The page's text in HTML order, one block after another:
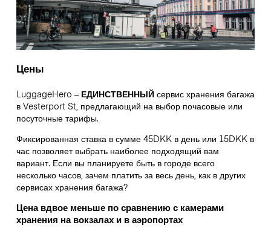
Цены
LuggageHero – ЕДИНСТВЕННЫЙсервис хранения багажа
в Vesterport St, предлагающий на выбор почасовые или
посуточные тарифы.
Фиксированная ставка в сумме 45DKK в день или 15DKK в
час позволяет выбрать наиболее подходящий вам
вариант. Если вы планируете быть в городе всего
несколько часов, зачем платить за весь день, как в других
сервисах хранения багажа?
Цена вдвое меньше по сравнению с камерами
хранения на вокзалах и в аэропортах